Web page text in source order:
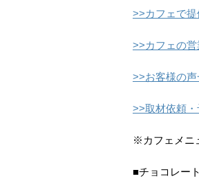
>>カフェで提
>>カフェの営
>>お客様の声
>>取材依頼・
※カフェメニ
■チョコレー